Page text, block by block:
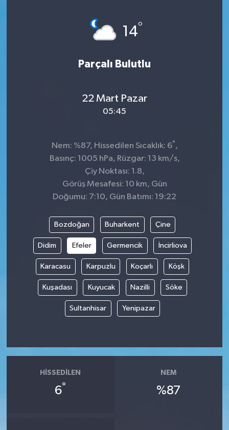
14°
Parçalı Bulutlu
22 Mart Pazar
05:45
Nem: %87, Hissedilen Sıcaklık: 6° ,
Basınç: 1005 hPa, Rüzgar: 13 km/s,
Çiy Noktası: 1.8,
Görüş Mesafesi: 10 km, Gün
Doğumu: 7:10, Gün Batımı: 19:22
Bozdoğan Buharkent Çine
Didim Efeler Germencik İncirliova
Karacasu Karpuzlu Koçarlı Köşk
Kuşadası Kuyucak Nazilli Söke
Sultanhisar Yenipazar
HISSEDILEN
6°
NEM
%87
KURDÎ
Sağlık & Yaşam
Siyaset
Spor
Yaşam